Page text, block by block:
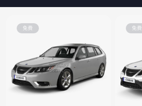
免费 免费